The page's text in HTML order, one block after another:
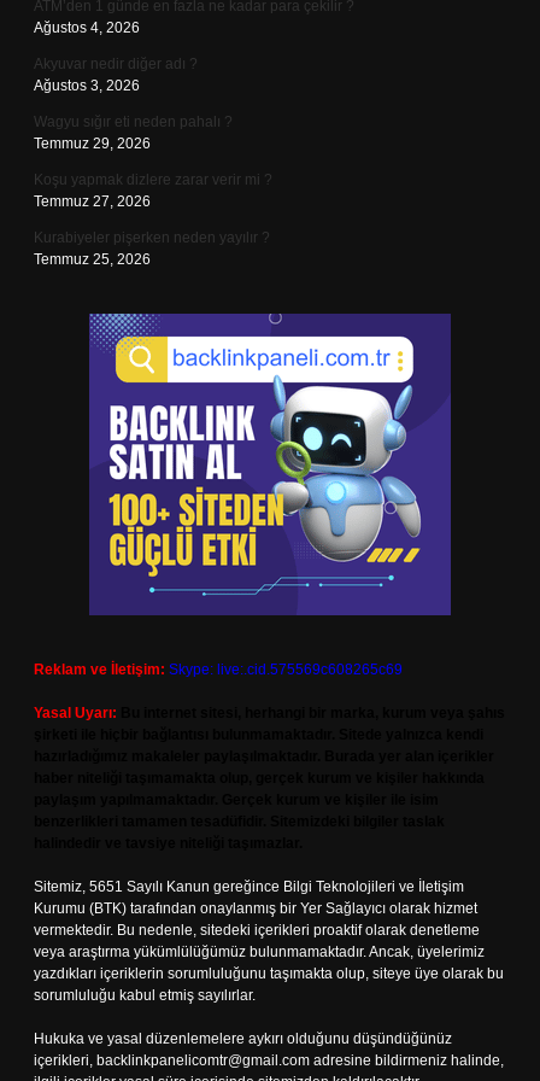
ATM’den 1 günde en fazla ne kadar para çekilir ?
Ağustos 4, 2026
Akyuvar nedir diğer adı ?
Ağustos 3, 2026
Wagyu sığır eti neden pahalı ?
Temmuz 29, 2026
Koşu yapmak dizlere zarar verir mi ?
Temmuz 27, 2026
Kurabiyeler pişerken neden yayılır ?
Temmuz 25, 2026
Reklam ve İletişim: Skype: live:.cid.575569c608265c69
Yasal Uyarı:
Sitemiz, 5651 Sayılı Kanun gereğince Bilgi Teknolojileri ve İletişim
Kurumu (BTK) tarafından onaylanmış bir Yer Sağlayıcı olarak hizmet
vermektedir. Bu nedenle, sitedeki içerikleri proaktif olarak denetleme
veya araştırma yükümlülüğümüz bulunmamaktadır. Ancak, üyelerimiz
yazdıkları içeriklerin sorumluluğunu taşımakta olup, siteye üye olarak bu
sorumluluğu kabul etmiş sayılırlar.
Hukuka ve yasal düzenlemelere aykırı olduğunu düşündüğünüz
içerikleri, backlinkpanelicomtr@gmail.com adresine bildirmeniz halinde,